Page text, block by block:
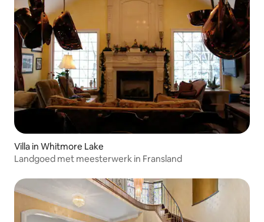
Villa in Whitmore Lake
Landgoed met meesterwerk in Fransland